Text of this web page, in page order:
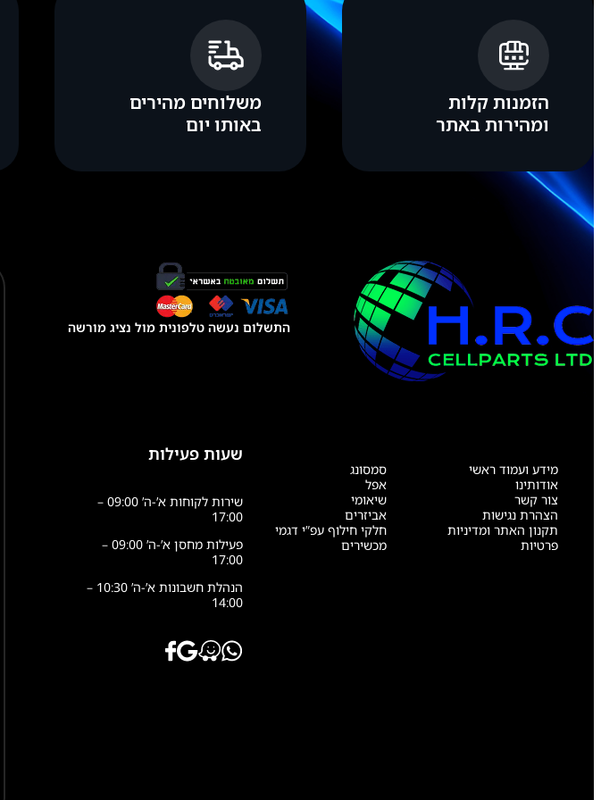
הזמנות קלות
ומהירות באתר
משלוחים מהירים
באותו יום
התשלום נעשה טלפונית מול נציג מורשה
מידע ועמוד ראשי
אודותינו
צור קשר
הצהרת נגישות
תקנון האתר ומדיניות
פרטיות
סמסונג
אפל
שיאומי
אביזרים
חלקי חילוף עפ”י דגמי
מכשירים
שעות פעילות
שירות לקוחות א’-ה’ 09:00 –
17:00
פעילות מחסן א’-ה’ 09:00 –
17:00
הנהלת חשבונות א’-ה’ 10:30 –
14:00